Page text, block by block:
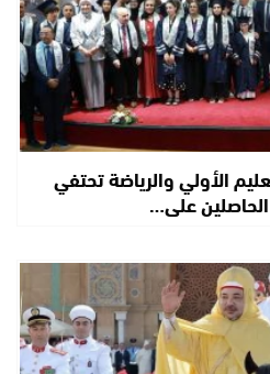
الأولي والرياضة تحتفي
على…